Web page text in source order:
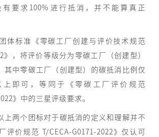
要求100%进行抵消，并不能算真正
体标准《零碳工厂创建与评价技术规范
》，将评价等级分为零碳工厂（创建型）
其中零碳工厂（创建型）的碳抵消比例仅
上即可，等同于《零碳工厂评价规范
》中的三星评级要求。
上两个团标对于碳抵消的定义和理解并不
评价规范 T/CECA-G0171-2022》仅认可